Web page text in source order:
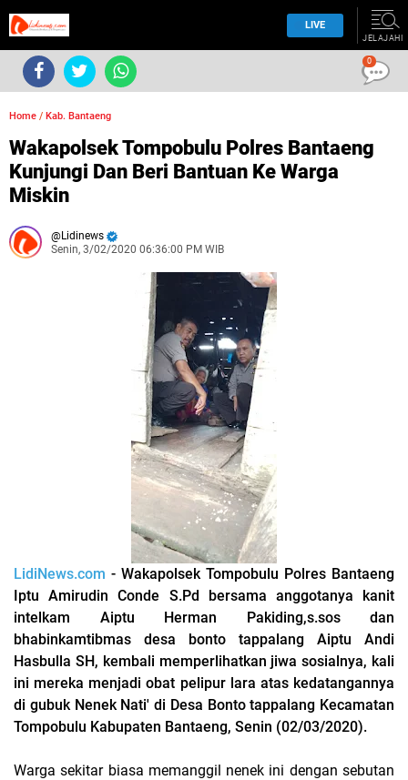
LIVE
JELAJAHI
Home / Kab. Bantaeng
Wakapolsek Tompobulu Polres Bantaeng
Kunjungi Dan Beri Bantuan Ke Warga
Miskin
Lidinews
Senin, 3/02/2020 06:36:00 PM WIB
LidiNews.com - Wakapolsek Tompobulu Polres Bantaeng
Iptu Amirudin Conde S.Pd bersama anggotanya kanit
intelkam Aiptu Herman Pakiding,s.sos dan
bhabinkamtibmas desa bonto tappalang Aiptu Andi
Hasbulla SH, kembali memperlihatkan jiwa sosialnya, kali
ini mereka menjadi obat pelipur lara atas kedatangannya
di gubuk Nenek Nati' di Desa Bonto tappalang Kecamatan
Tompobulu Kabupaten Bantaeng, Senin (02/03/2020).
Warga sekitar biasa memanggil nenek ini dengan sebutan
0